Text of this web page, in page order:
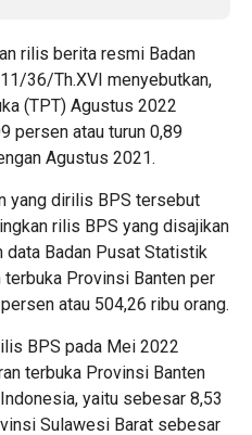
rilis berita resmi Badan
36/Th.XVI menyebutkan,
(TPT) Agustus 2022
persen atau turun 0,89
Agustus 2021.
yang dirilis BPS tersebut
rilis BPS yang disajikan
data Badan Pusat Statistik
Provinsi Banten per
atau 504,26 ribu orang.
BPS pada Mei 2022
terbuka Provinsi Banten
yaitu sebesar 8,53
Sulawesi Barat sebesar